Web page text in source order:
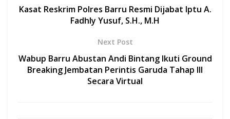
o A
Kasat Reskrim Polres Barru Resmi Dijabat Iptu A.
Fadhly Yusuf, S.H., M.H
Next Post
Wabup Barru Abustan Andi Bintang Ikuti Ground
Breaking Jembatan Perintis Garuda Tahap III
Secara Virtual